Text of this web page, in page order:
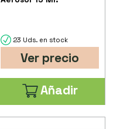
23 Uds. en stock
Ver precio
Añadir